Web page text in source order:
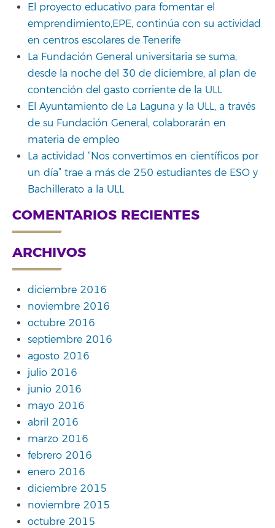
El proyecto educativo para fomentar el
emprendimiento,EPE, continúa con su actividad
en centros escolares de Tenerife
La Fundación General universitaria se suma,
desde la noche del 30 de diciembre, al plan de
contención del gasto corriente de la ULL
El Ayuntamiento de La Laguna y la ULL, a través
de su Fundación General, colaborarán en
materia de empleo
La actividad “Nos convertimos en científicos por
un día” trae a más de 250 estudiantes de ESO y
Bachillerato a la ULL
COMENTARIOS RECIENTES
ARCHIVOS
diciembre 2016
noviembre 2016
octubre 2016
septiembre 2016
agosto 2016
julio 2016
junio 2016
mayo 2016
abril 2016
marzo 2016
febrero 2016
enero 2016
diciembre 2015
noviembre 2015
octubre 2015